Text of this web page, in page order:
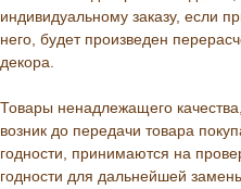
индивидуальному заказу, если
него, будет произведен
декора.
Товары ненадлежащего
возник до передачи товара
годности, принимаются на
годности для дальнейшей